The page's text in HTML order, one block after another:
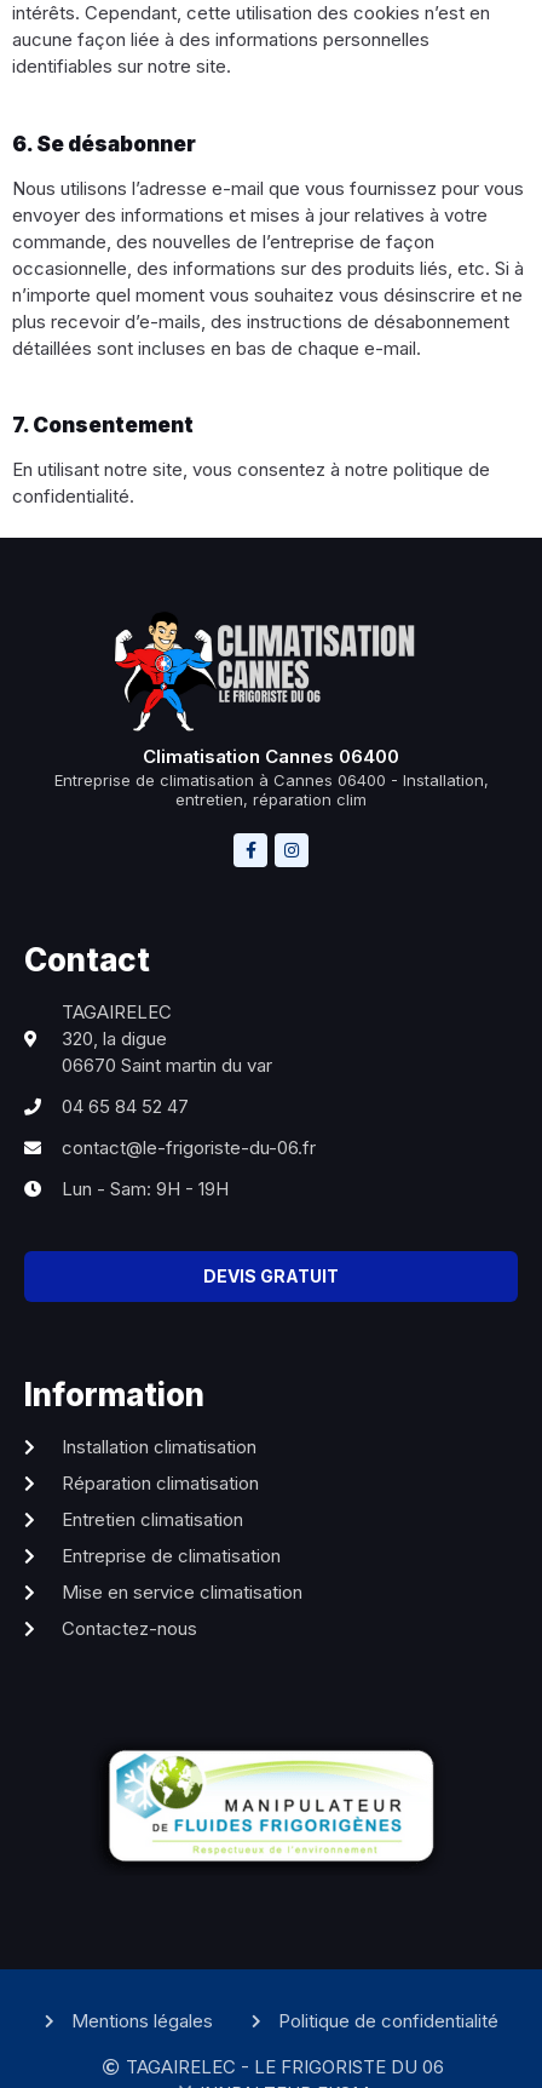
intérêts. Cependant, cette utilisation des cookies n’est en
aucune façon liée à des informations personnelles
identifiables sur notre site.
6. Se désabonner
Nous utilisons l’adresse e-mail que vous fournissez pour vous
envoyer des informations et mises à jour relatives à votre
commande, des nouvelles de l’entreprise de façon
occasionnelle, des informations sur des produits liés, etc. Si à
n’importe quel moment vous souhaitez vous désinscrire et ne
plus recevoir d’e-mails, des instructions de désabonnement
détaillées sont incluses en bas de chaque e-mail.
7. Consentement
En utilisant notre site, vous consentez à notre politique de
confidentialité.
Climatisation Cannes 06400
Entreprise de climatisation à Cannes 06400 - Installation,
entretien, réparation clim
Contact
TAGAIRELEC
320, la digue
06670 Saint martin du var
04 65 84 52 47
contact@le-frigoriste-du-06.fr
Lun - Sam: 9H - 19H
DEVIS GRATUIT
Information
Installation climatisation
Réparation climatisation
Entretien climatisation
Entreprise de climatisation
Mise en service climatisation
Contactez-nous
Mentions légales
Politique de confidentialité
TAGAIRELEC - LE FRIGORISTE DU 06